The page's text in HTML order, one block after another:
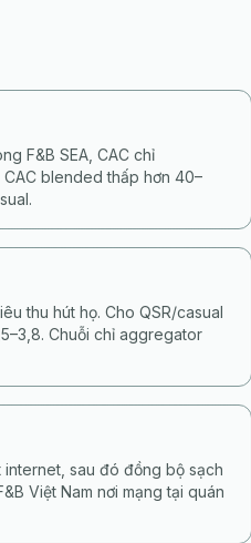
F&B SEA, CAC chỉ
blended thấp hơn 40–
thu hút họ. Cho QSR/casual
Chuỗi chỉ aggregator
sau đó đồng bộ sạch
Việt Nam nơi mạng tại quán